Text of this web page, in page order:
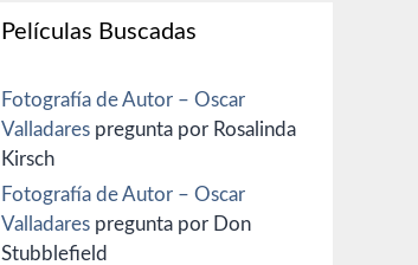
Películas Buscadas
Fotografía de Autor – Oscar
Valladares pregunta por Rosalinda
Kirsch
Fotografía de Autor – Oscar
Valladares pregunta por Don
Stubblefield